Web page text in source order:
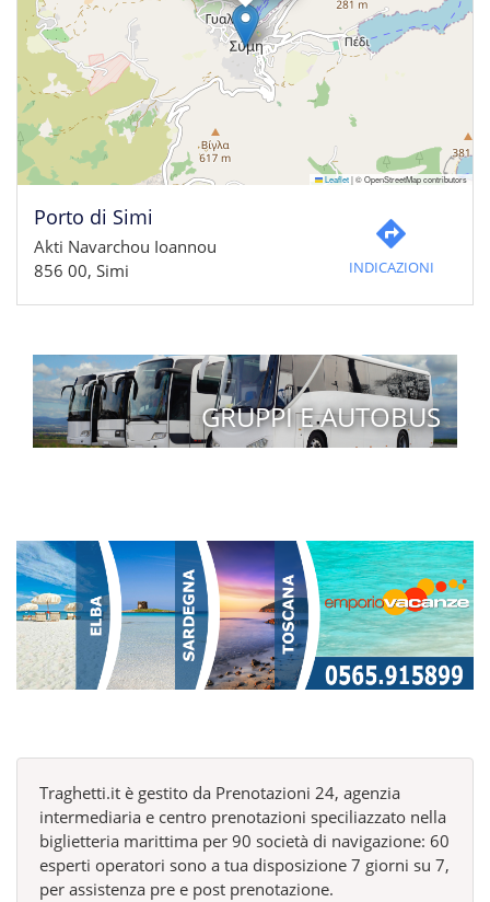
Leaflet|© OpenStreetMap contributors
Porto di Simi
Akti Navarchou Ioannou
856 00, Simi
INDICAZIONI
GRUPPI E AUTOBUS
Traghetti.it è gestito da Prenotazioni 24, agenzia
intermediaria e centro prenotazioni speciliazzato nella
biglietteria marittima per 90 società di navigazione: 60
esperti operatori sono a tua disposizione 7 giorni su 7,
per assistenza pre e post prenotazione.